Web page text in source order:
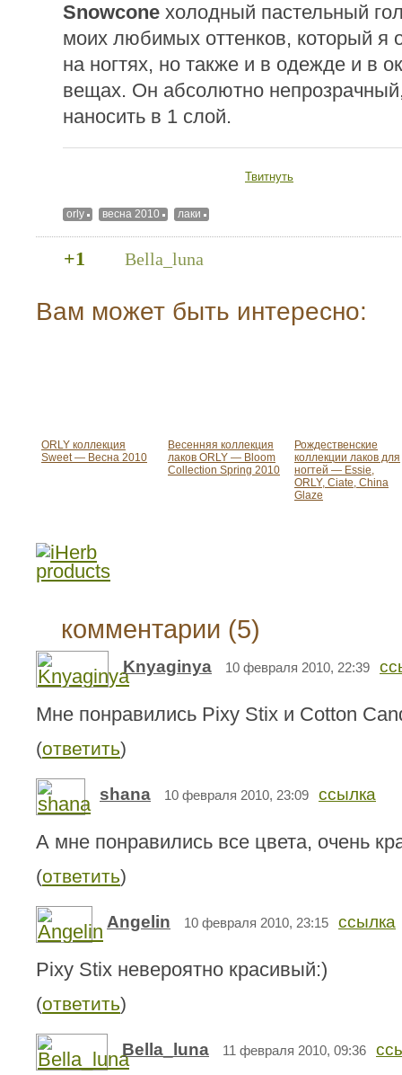
Snowcone холодный пастельный
моих любимых оттенков, который я
на ногтях, но также и в одежде и в
вещах. Он абсолютно
наносить в 1 слой.
Твитнуть
orly весна 2010 лаки
+1 Bella_luna
Вам может быть интересно:
ORLY коллекция
Sweet — Весна 2010
Весенняя коллекция
лаков ORLY — Bloom
Collection Spring 2010
Рождественские
коллекции лаков для
ногтей — Essie,
ORLY, Ciate, China
Glaze
комментарии (5)
Knyaginya 10 февраля 2010, 22:39
Мне понравились Pixy Stix и Cotton
(ответить)
shana 10 февраля 2010, 23:09 ссылка
А мне понравились все цвета, очень
(ответить)
Angelin 10 февраля 2010, 23:15 ссылка
Pixy Stix невероятно красивый:)
(ответить)
Bella_luna 11 февраля 2010, 09:36